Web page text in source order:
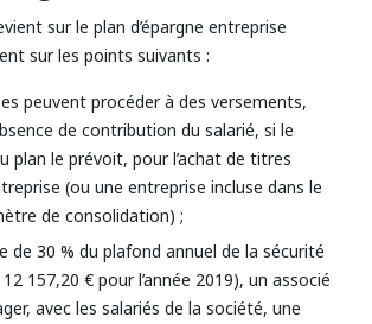
sur le plan d’épargne entreprise
sur les points suivants :
peuvent procéder à des versements,
de contribution du salarié, si le
plan le prévoit, pour l’achat de titres
(ou une entreprise incluse dans le
de consolidation) ;
de 30 % du plafond annuel de la sécurité
157,20 € pour l’année 2019), un associé
avec les salariés de la société, une